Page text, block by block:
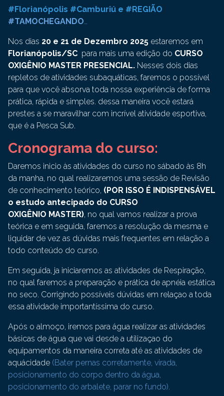
#Florianópolis #Camburiú e #REGIÃO
#TAMOCHEGANDO
Nos dias 20 e 21 de Dezembro 2025 estaremos em
Florianópolis/SC para mais uma edição do CURSO
OXIGÊNIO MASTER PRESENCIAL. Nesses dois dias
repletos de atividades subaquáticas, faremos o possível
para que você absorva toda nossa experiência de forma
prática, rápida e simples. dessa maneira você estará
prestes a se maravilhar com incrível atividade esportiva,
que é a Pesca Sub.
Cronograma do curso:
Daremos inicio às atividades do curso no sábado às 8h
da manha, no qual realizaremos uma sessão de Revisão
de conhecimento teórico, (POR ISSO É INDISPENSÁVEL
o estudo antecipado do CURSO
OXIGÊNIO MASTER), no qual vamos realizar a prova
teórica e em seguida, faremos a resolução da mesma e
liquidar de vez as dúvidas mais frequentes em relação a
todo conteúdo do curso.
Em seguida, ja iniciaremos as atividades de Respiração,
no qual faremos a preparação e prática de apnéia estática
no seco. Corrigindo possíveis dúvidas em relaçao a toda
essa atividade importantíssima do curso.
Após o almoço, iremos para água realizar as atividades
básicas de água que vai desde a utilizaçao do
equipamentos da maneira correta até as atividades de
aquácidade (Bater pernas corretamente, virada,
posicionamento do corpo dentro da água,
posicionamento do arbalete, parar no fundo).